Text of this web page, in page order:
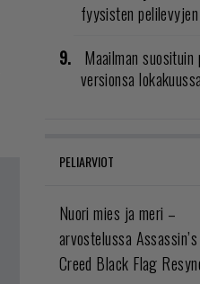
fyysisten
Maailman
versionsa lokakuussa
PELIARVIOT
Nuori mies ja meri –
arvostelussa Assassin’s
Creed Black Flag